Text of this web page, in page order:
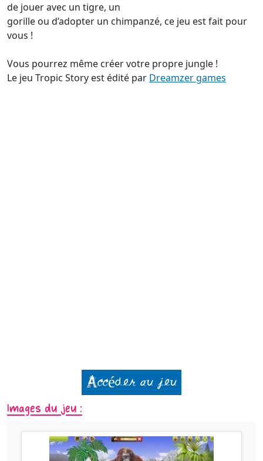
de jouer avec un tigre, un
gorille ou d’adopter un chimpanzé, ce jeu est fait pour
vous !
Vous pourrez même créer votre propre jungle !
Le jeu Tropic Story est édité par Dreamzer games
Accéder au jeu
Images du jeu :